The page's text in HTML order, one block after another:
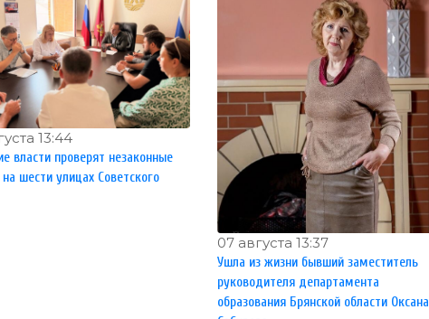
13:44
власти проверят незаконные
шести улицах Советского
07 августа 13:37
Ушла из жизни бывший заместитель
руководителя департамента
образования Брянской области Оксана